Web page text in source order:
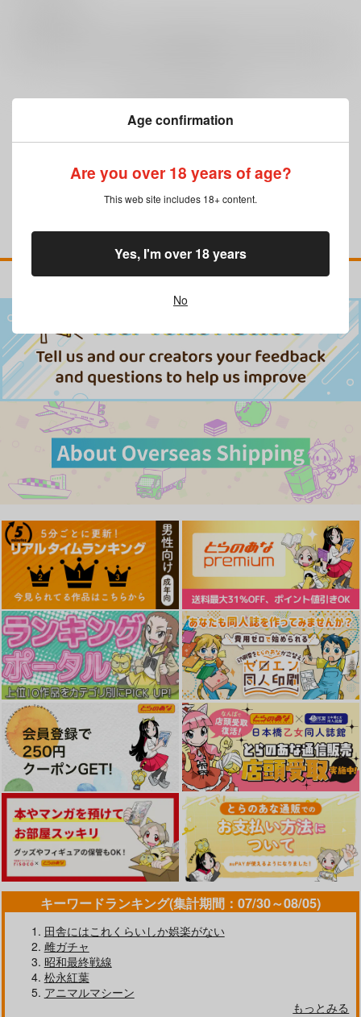
キーワードランキング(集計期間：07/30～08/05)
田舎にはこれくらいしか娯楽がない
雌ガチャ
昭和最終戦線
松永紅葉
アニマルマシーン
もっとみる
Age confirmation
Are you over 18 years of age?
This web site includes 18+ content.
No
Yes, I'm over 18 years